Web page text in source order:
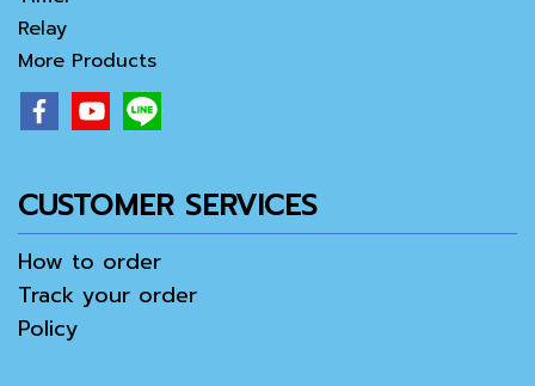
Relay
More Products
CUSTOMER SERVICES
How to order
Track your order
Policy